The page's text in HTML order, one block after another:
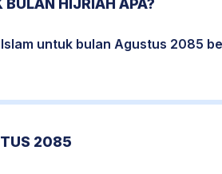
HIJRIAH APA?
untuk bulan Agustus 2085
2085